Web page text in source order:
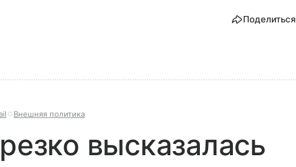
Поделиться
Внешняя политика
высказалась